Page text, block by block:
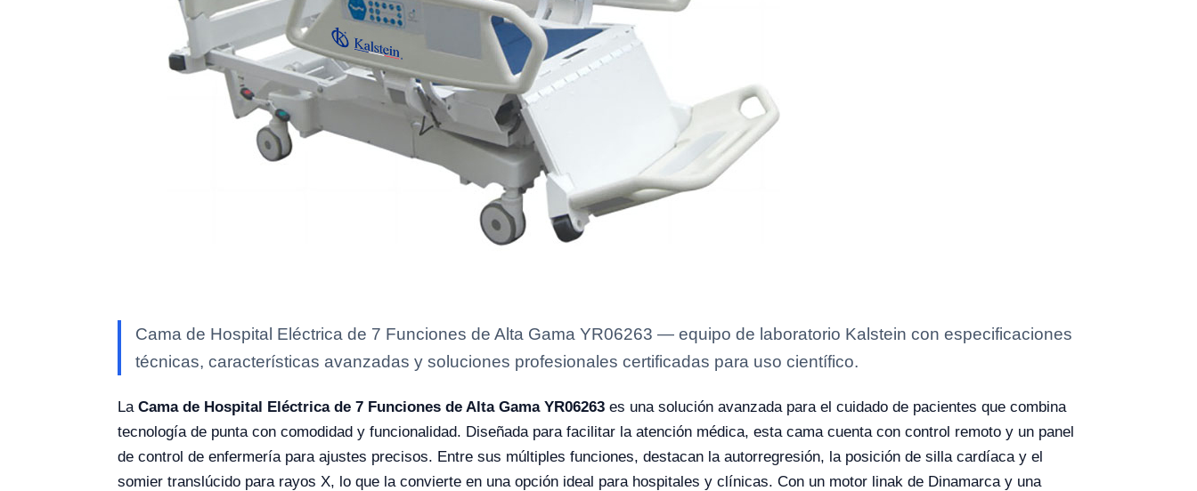
Cama de Hospital Eléctrica de 7 Funciones de Alta Gama YR06263 — equipo de laboratorio Kalstein con especificaciones
técnicas, características avanzadas y soluciones profesionales certificadas para uso científico.
La Cama de Hospital Eléctrica de 7 Funciones de Alta Gama YR06263 es una solución avanzada para el cuidado de pacientes que combina
tecnología de punta con comodidad y funcionalidad. Diseñada para facilitar la atención médica, esta cama cuenta con control remoto y un panel
de control de enfermería para ajustes precisos. Entre sus múltiples funciones, destacan la autorregresión, la posición de silla cardíaca y el
somier translúcido para rayos X, lo que la convierte en una opción ideal para hospitales y clínicas. Con un motor linak de Dinamarca y una